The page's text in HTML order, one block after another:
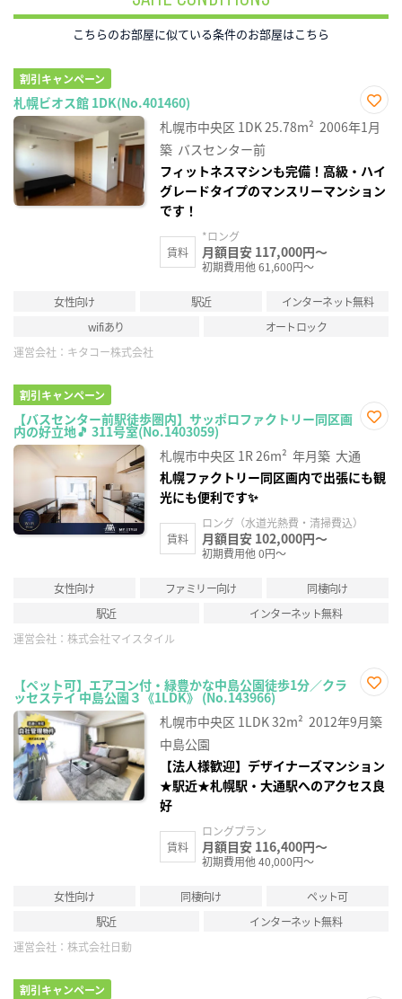
こちらのお部屋に似ている条件のお部屋はこちら
割引キャンペーン
札幌ビオス館 1DK(No.401460)
お気
に入
札幌市中央区 1DK25.78m² 2006年1月
築 バスセンター前
フィットネスマシンも完備！高級・ハイ
グレードタイプのマンスリーマンション
です！
賃料
*ロング
月額目安 117,000円～
初期費用他 61,600円～
女性向け 駅近
インターネット無料
wifiあり
オートロック
運営会社： キタコー株式会社
割引キャンペーン
【バスセンター前駅徒歩圏内】サッポロファクトリー同区画
内の好立地🎵 311号室(No.1403059)
録
札幌市中央区 1R26m² 年月築 大通
札幌ファクトリー同区画内で出張にも観
光にも便利です✨
賃料
ロング（水道光熱費・清掃費込）
月額目安 102,000円～
初期費用他 0円～
女性向け ファミリー向け
同棲向け
駅近
インターネット無料
運営会社： 株式会社マイスタイル
【ペット可】エアコン付・緑豊かな中島公園徒歩1分／クラ
ッセステイ 中島公園３《1LDK》 (No.143966)
に入
り登
札幌市中央区 1LDK32m² 2012年9月築
中島公園
【法人様歓迎】デザイナーズマンション
★駅近★札幌駅・大通駅へのアクセス良
好
賃料
ロングプラン
月額目安 116,400円～
初期費用他 40,000円～
女性向け 同棲向け
ペット可
駅近
インターネット無料
運営会社： 株式会社日動
割引キャンペーン